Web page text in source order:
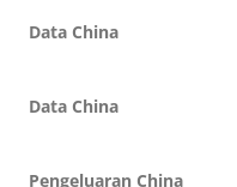
Data China
Data China
Pengeluaran China